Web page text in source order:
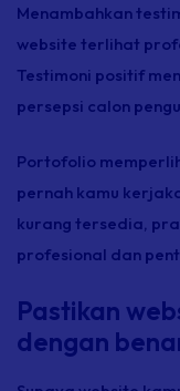
Menambahkan
website terlihat
Testimoni positif
persepsi calon
Portofolio
pernah kamu
kurang tersedia,
profesional dan
Pastikan
dengan